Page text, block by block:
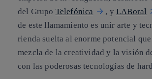
del Grupo Telefónica , yLABoral
de este llamamiento es unir arte y
rienda suelta al enorme potencial
mezcla de la creatividad y la visión
con las poderosas tecnologías de